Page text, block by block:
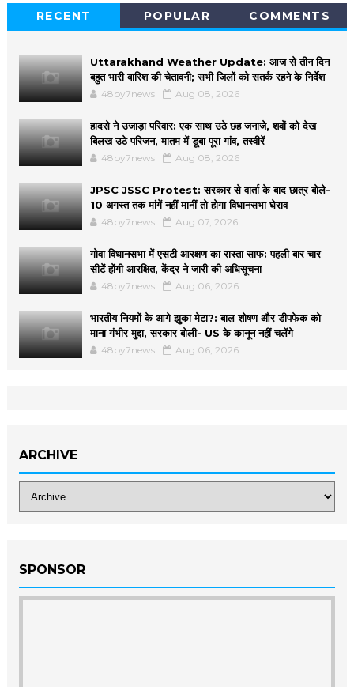
RECENT POPULAR COMMENTS
Uttarakhand Weather Update: आज से तीन दिन
बहुत भारी बारिश की चेतावनी; सभी जिलों को सतर्क रहने के निर्देश
48by7news Aug 08, 2026
हादसे ने उजाड़ा परिवार: एक साथ उठे छह जनाजे, शवों को देख
बिलख उठे परिजन, मातम में डूबा पूरा गांव, तस्वीरें
48by7news Aug 08, 2026
JPSC JSSC Protest: सरकार से वार्ता के बाद छात्र बोले-
10 अगस्त तक मांगें नहीं मानीं तो होगा विधानसभा घेराव
48by7news Aug 07, 2026
गोवा विधानसभा में एसटी आरक्षण का रास्ता साफ: पहली बार चार
सीटें होंगी आरक्षित, केंद्र ने जारी की अधिसूचना
48by7news Aug 06, 2026
भारतीय नियमों के आगे झुका मेटा?: बाल शोषण और डीपफेक को
माना गंभीर मुद्दा, सरकार बोली- US के कानून नहीं चलेंगे
48by7news Aug 06, 2026
ARCHIVE
SPONSOR